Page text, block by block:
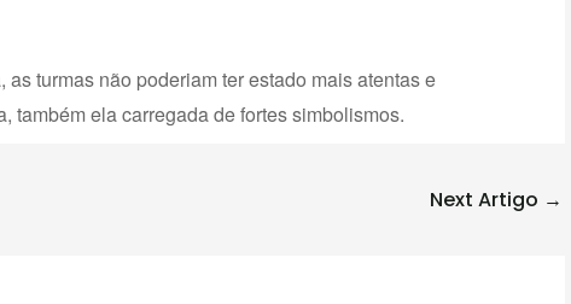
turmas não poderiam ter estado mais atentas e
também ela carregada de fortes simbolismos.
Next Artigo →